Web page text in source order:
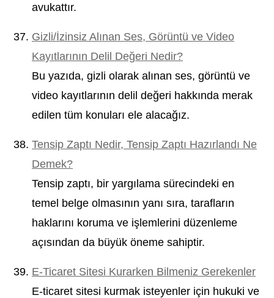
avukattır.
Gizli/İzinsiz Alınan Ses, Görüntü ve Video
Kayıtlarının Delil Değeri Nedir?
Bu yazıda, gizli olarak alınan ses, görüntü ve
video kayıtlarının delil değeri hakkında merak
edilen tüm konuları ele alacağız.
Tensip Zaptı Nedir, Tensip Zaptı Hazırlandı Ne
Demek?
Tensip zaptı, bir yargılama sürecindeki en
temel belge olmasının yanı sıra, tarafların
haklarını koruma ve işlemlerini düzenleme
açısından da büyük öneme sahiptir.
E-Ticaret Sitesi Kurarken Bilmeniz Gerekenler
E-ticaret sitesi kurmak isteyenler için hukuki ve